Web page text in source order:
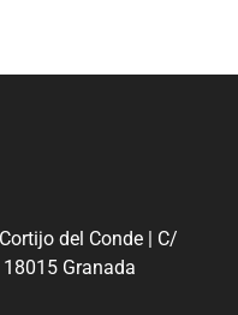
del Conde | C/
Granada